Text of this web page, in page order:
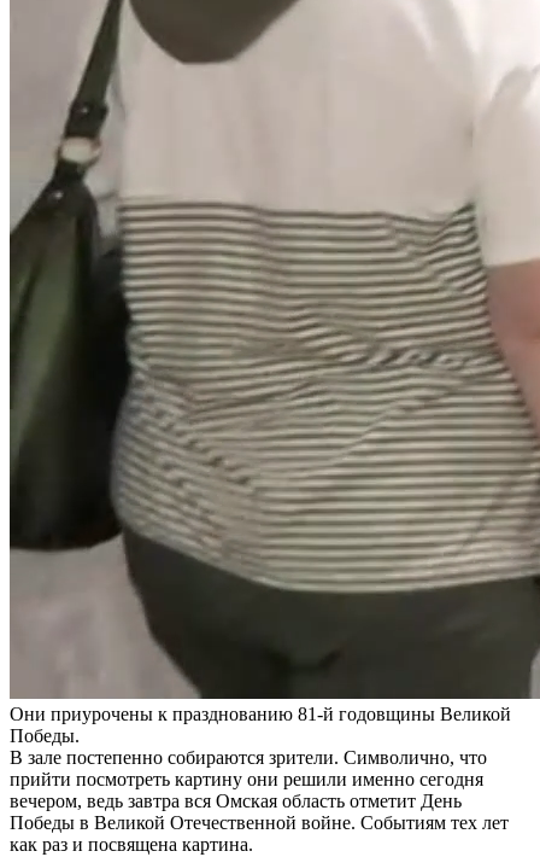
Они приурочены к празднованию 81-й годовщины Великой
Победы.
В зале постепенно собираются зрители. Символично, что
прийти посмотреть картину они решили именно сегодня
вечером, ведь завтра вся Омская область отметит День
Победы в Великой Отечественной войне. Событиям тех лет
как раз и посвящена картина.